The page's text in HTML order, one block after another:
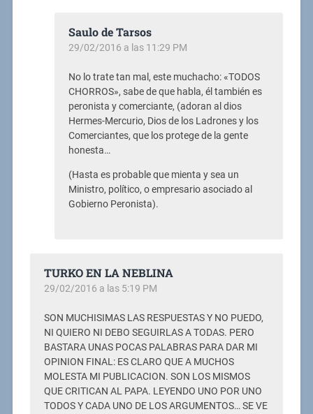
Saulo de Tarsos
29/02/2016 a las 11:29 PM
No lo trate tan mal, este muchacho: «TODOS
CHORROS», sabe de que habla, él también es
peronista y comerciante, (adoran al dios
Hermes-Mercurio, Dios de los Ladrones y los
Comerciantes, que los protege de la gente
honesta…
(Hasta es probable que mienta y sea un
Ministro, político, o empresario asociado al
Gobierno Peronista).
TURKO EN LA NEBLINA
29/02/2016 a las 5:19 PM
SON MUCHISIMAS LAS RESPUESTAS Y NO PUEDO,
NI QUIERO NI DEBO SEGUIRLAS A TODAS. PERO
BASTARA UNAS POCAS PALABRAS PARA DAR MI
OPINION FINAL: ES CLARO QUE A MUCHOS
MOLESTA MI PUBLICACION. SON LOS MISMOS
QUE CRITICAN AL PAPA. LEYENDO UNO POR UNO
TODOS Y CADA UNO DE LOS ARGUMENTOS… SE VE